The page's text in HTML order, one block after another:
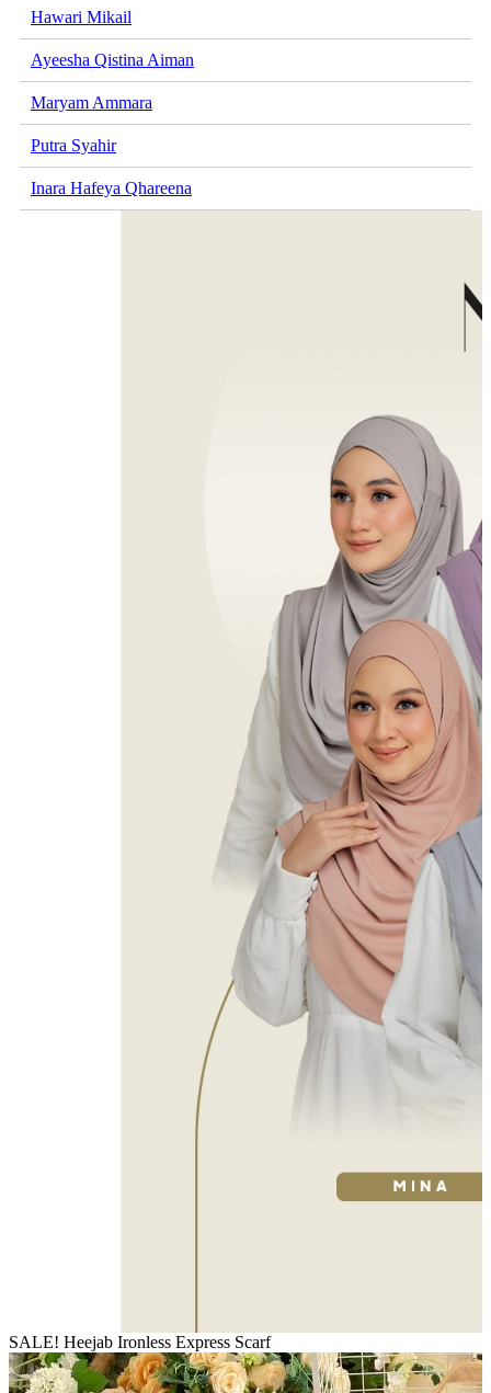
Hawari Mikail
Ayeesha Qistina Aiman
Maryam Ammara
Putra Syahir
Inara Hafeya Qhareena
SALE! Heejab Ironless Express Scarf